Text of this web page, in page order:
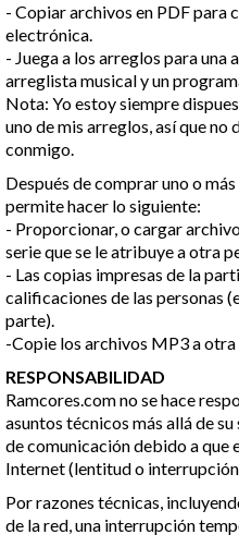
- Copiar archivos en PDF para
electrónica.
- Juega a los arreglos para
arreglista musical y un
Nota: Yo estoy siempre
uno de mis arreglos, así que no
conmigo.
Después de comprar uno o
permite hacer lo siguiente:
- Proporcionar, o cargar
serie que se le atribuye a otra
- Las copias impresas de la
calificaciones de las personas
parte).
-Copie los archivos MP3 a otra
RESPONSABILIDAD
Ramcores.com no se hace
asuntos técnicos más allá de
de comunicación debido a que
Internet (lentitud o
Por razones técnicas,
de la red, una interrupción